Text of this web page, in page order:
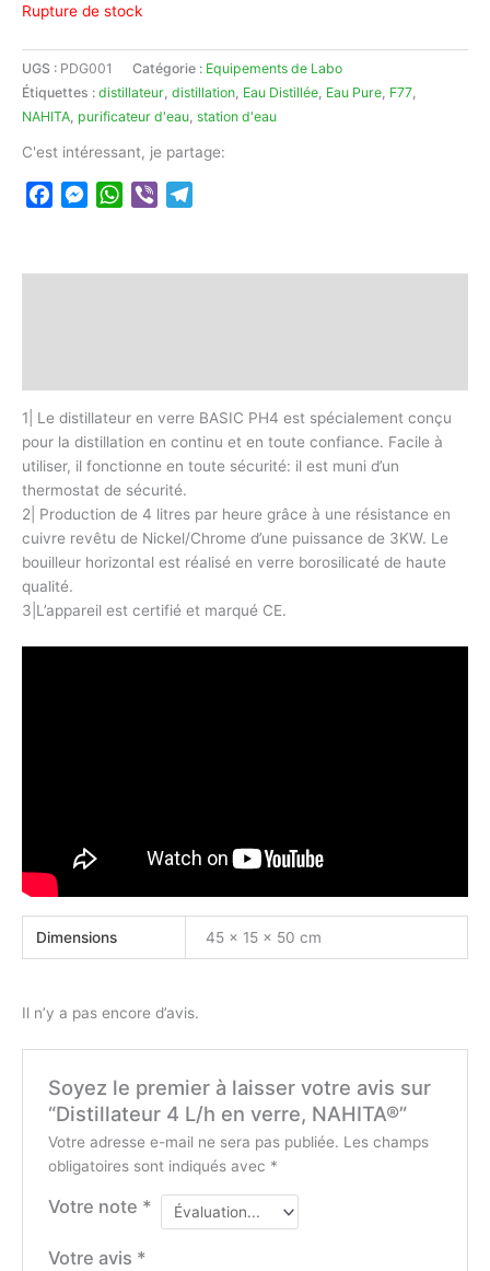
Rupture de stock
UGS : PDG001 Catégorie : Equipements de Labo
Étiquettes : distillateur distillation Eau Distillée Eau Pure F77
NAHITA purificateur d'eau station d'eau
C'est intéressant, je partage:
FacebookMessenger
WhatsApp
Viber
1| Le distillateur en verre BASIC PH4 est spécialement conçu
pour la distillation en continu et en toute confiance. Facile à
utiliser, il fonctionne en toute sécurité: il est muni d’un
thermostat de sécurité.
2| Production de 4 litres par heure grâce à une résistance en
cuivre revêtu de Nickel/Chrome d’une puissance de 3KW. Le
bouilleur horizontal est réalisé en verre borosilicaté de haute
qualité.
3|L’appareil est certifié et marqué CE.
Dimensions 45 × 15 × 50 cm
Il n’y a pas encore d’avis.
Soyez le premier à laisser votre avis sur
“Distillateur 4 L/h en verre, NAHITA®”
Votre adresse e-mail ne sera pas publiée. Les champs
obligatoires sont indiqués avec *
Votre note *
Votre avis *